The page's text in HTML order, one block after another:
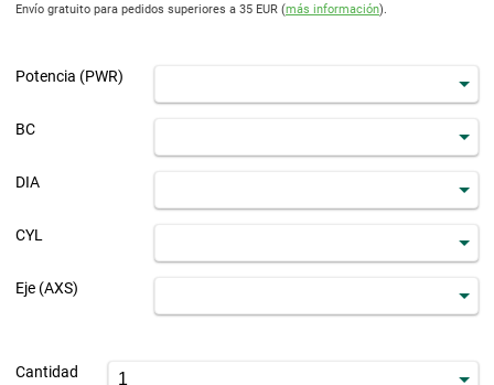
Envío gratuito para pedidos superiores a 35 EUR (más información).
Potencia (PWR)
BC
DIA
CYL
Eje (AXS)
Cantidad